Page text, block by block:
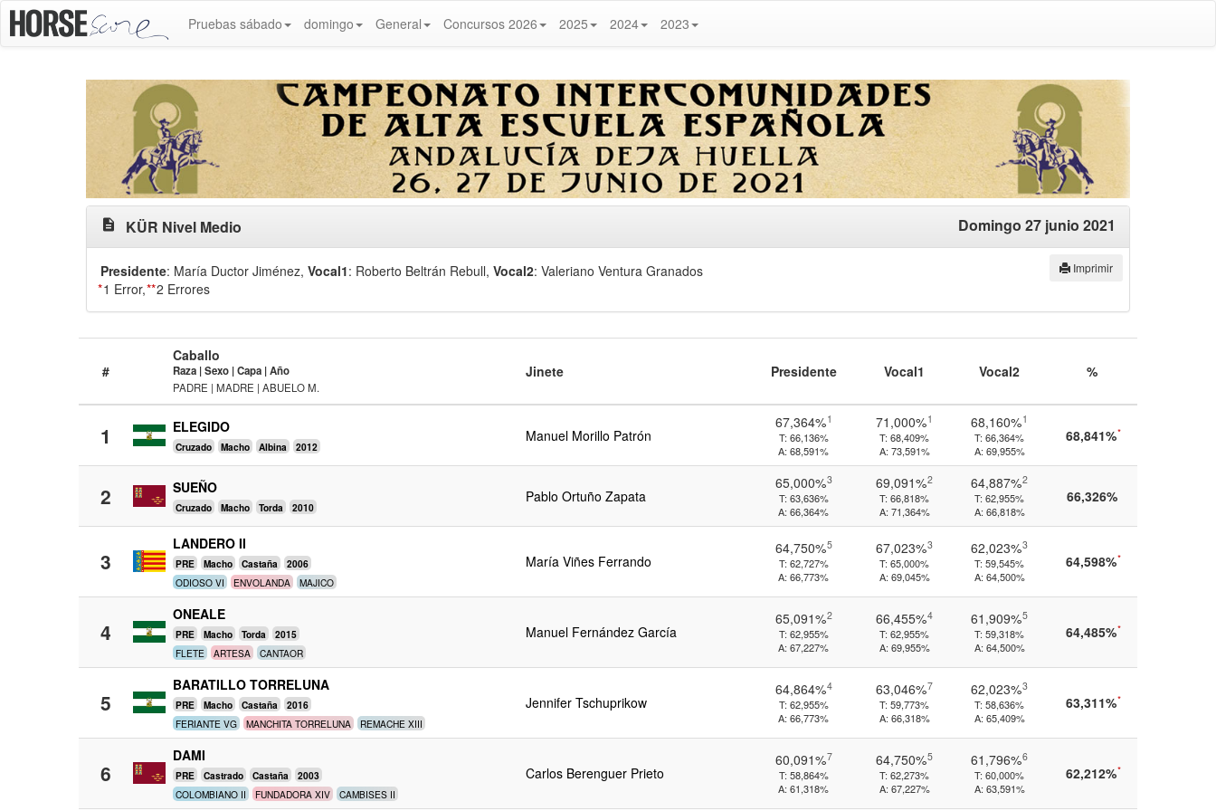
Pruebas sábado domingo General Concursos 2026 2025 2024 2023
description KÜR Nivel Medio Domingo 27 junio 2021
Imprimir
Presidente: María Ductor Jiménez, Vocal1: Roberto Beltrán Rebull, Vocal2: Valeriano Ventura Granados
*1 Error,**2 Errores
#
Caballo
Raza | Sexo | Capa | Año
PADRE | MADRE | ABUELO M.
Jinete Presidente Vocal1 Vocal2 %
1 ELEGIDO
Cruzado Macho Albina 2012
Manuel Morillo Patrón
67,364%1
T: 66,136%
A: 68,591%
71,000%1
T: 68,409%
A: 73,591%
68,160%1
T: 66,364%
A: 69,955%
68,841%*
2 SUEÑO
Cruzado Macho Torda 2010
Pablo Ortuño Zapata
65,000%3
T: 63,636%
A: 66,364%
69,091%2
T: 66,818%
A: 71,364%
64,887%2
T: 62,955%
A: 66,818%
66,326%
3
LANDERO II
PRE Macho Castaña 2006
ODIOSO VI ENVOLANDA MAJICO
María Viñes Ferrando
64,750%5
T: 62,727%
A: 66,773%
67,023%3
T: 65,000%
A: 69,045%
62,023%3
T: 59,545%
A: 64,500%
64,598%*
4
ONEALE
PRE Macho Torda 2015
FLETE ARTESA CANTAOR
Manuel Fernández García
65,091%2
T: 62,955%
A: 67,227%
66,455%4
T: 62,955%
A: 69,955%
61,909%5
T: 59,318%
A: 64,500%
64,485%*
5
BARATILLO TORRELUNA
PRE Macho Castaña 2016
FERIANTE VG MANCHITA TORRELUNA REMACHE XIII
Jennifer Tschuprikow
64,864%4
T: 62,955%
A: 66,773%
63,046%7
T: 59,773%
A: 66,318%
62,023%3
T: 58,636%
A: 65,409%
63,311%*
6
DAMI
PRE Castrado Castaña 2003
COLOMBIANO II FUNDADORA XIV CAMBISES II
Carlos Berenguer Prieto
60,091%7
T: 58,864%
A: 61,318%
64,750%5
T: 62,273%
A: 67,227%
61,796%6
T: 60,000%
A: 63,591%
62,212%*